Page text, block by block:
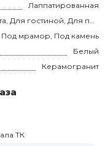
Лаппатированная
Для ванной, Для туалета, Для гостиной, Для прихожей, Для кухни, Для спальни, на теплый пол
Под мрамор, Под камень
Белый
Керамогранит
ТК